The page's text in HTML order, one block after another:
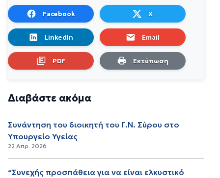
Facebook X
LinkedIn Email
PDF Εκτύπωση
Διαβάστε ακόμα
Συνάντηση του διοικητή του Γ.Ν. Σύρου στο
Υπουργείο Υγείας
22 Απρ. 2026
“Συνεχής προσπάθεια για να είναι ελκυστικό